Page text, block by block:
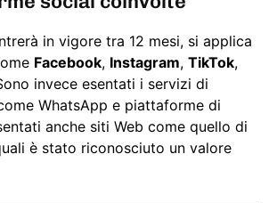
in vigore tra 12 mesi, si applica
Facebook, Instagram, TikTok,
invece esentati i servizi di
WhatsApp e piattaforme di
anche siti Web come quello di
è stato riconosciuto un valore